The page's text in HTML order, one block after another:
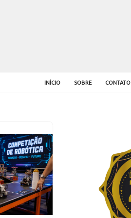
INÍCIO SOBRE CONTATO